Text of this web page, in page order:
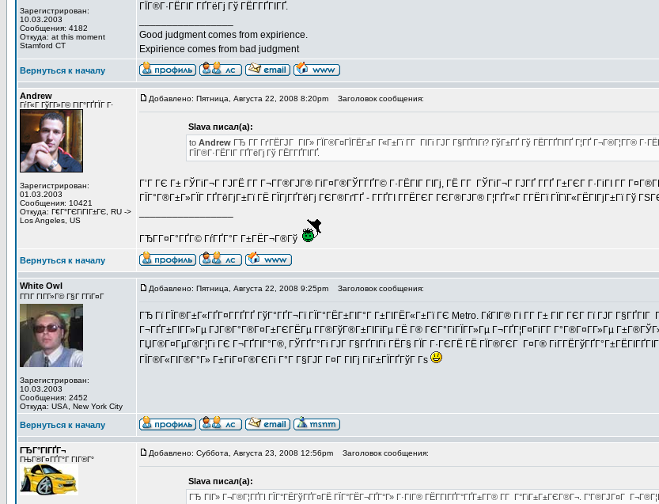
Зарегистрирован:
10.03.2003
Сообщения: 4182
Откуда: at this moment
Stamford CT
ГЇГ®Г·ГЁГІГ ГҐГёГј Гў ГЁГ­ГҐГІГҐ.
Good judgment comes from expirience.
Expirience comes from bad judgment
Вернуться к началу
Andrew
ГѓГ«Г ГўГ­Г»Г© ГІГ°ГҐГЇГ Г·
Зарегистрирован:
01.03.2003
Сообщения: 10421
Откуда: Г€Г°ГЄГіГІГ±ГЄ, RU ->
Los Angeles, US
Добавлено: Пятница, Августа 22, 2008 8:20pm Заголовок сообщения:
Slava писал(а):
to AndrewГЂ Г­Г ГґГЁГЈГ ГІГ» ГЇГ®Г¤ГЇГЁГ±Г Г«Г±Гї Г­Г ГІГі ГЈГ Г§ГҐГІГі? ГўГ±ГҐ Гў ГЁГ­ГҐГІГҐ Г¦ГҐ Г¬Г®Г¦Г­Г®
ГЇГ®Г·ГЁГІГ ГҐГёГј Гў ГЁГ­ГҐГІГҐ.
Г’Г ГЄ Г± ГЎГіГ¬Г ГЈГЁ Г­Г Г¬Г­Г®ГЈГ® ГіГ¤Г®ГЎГ­ГҐГ© Г·ГЁГІГ ГІГј, ГЁ Г­Г ГЎГіГ¬Г ГЈГҐ Г­ГҐ Г±ГЄГ Г·ГіГІ Г­Г
ГЇГ°Г®Г±Г»ГЇГ ГҐГёГјГ±Гї ГЁ ГЇГјГҐГёГј ГЄГ®ГґГҐ - Г­ГҐГІ Г­ГЁГЄГ ГЄГ®ГЈГ® Г¦ГҐГ«Г Г­ГЁГї ГЇГїГ«ГЁГІГјГ±Гї Гў
ГЂГ­Г¤Г°ГҐГ© ГѓГҐГ°Г Г±ГЁГ¬Г®Гў
Вернуться к началу
White Owl
ГГІГ ГІГ­Г»Г© Г§Г Г­ГіГ¤Г
Зарегистрирован:
10.03.2003
Сообщения: 2452
Откуда: USA, New York City
Добавлено: Пятница, Августа 22, 2008 9:25pm Заголовок сообщения:
ГЂ Гї ГЇГ®Г±Г«ГҐГ¤Г­ГҐГҐ ГўГ°ГҐГ¬Гї ГЇГ°ГЁГ±ГІГ°Г Г±ГІГЁГ«Г±Гї ГЄ Metro. ГќГІГ® Гі Г­Г Г± ГІГ ГЄГ Гї ГЈГ
Г¬ГҐГ±ГІГ­Г»Гµ ГЈГ®Г°Г®Г¤Г±ГЄГЁГµ Г­Г®ГўГ®Г±ГІГїГµ ГЁ Г® ГЄГ°ГіГЇГ­Г»Гµ Г¬ГҐГ¦Г¤ГіГ­Г Г°Г®Г¤Г­Г»Гµ
ГЏГ®Г¤ГµГ®Г¦Гі ГЄ Г¬ГҐГІГ°Г®, ГЎГҐГ°Гі ГЈГ Г§ГҐГІГі ГЁГ§ ГЇГ Г·ГЄГЁ ГЁ ГЇГ®ГЄГ Г¤Г®
ГЇГ®Г«ГІГ®Г°Г» Г±ГіГ¤Г®ГЄГі Г°Г Г§ГЈГ Г¤Г ГІГј ГіГ±ГЇГҐГўГ Гѕ
Вернуться к началу
ГЂГ°ГІГҐГ¬
ГЊГ®Г¤ГҐГ°Г ГІГ®Г°
Добавлено: Суббота, Августа 23, 2008 12:56pm Заголовок сообщения:
Slava писал(а):
ГЂ ГІГ» Г¬Г®Г¦ГҐГІ ГЇГ°ГЁГўГҐГ¤ГЁ ГЇГ°ГЁГ¬ГҐГ°Г» Г·ГІГ® ГЁГ­ГІГҐГ°ГҐГ±Г­Г® Г­Г Г°ГіГ±Г±ГЄГ®Г¬. Г’Г®ГЈГ¤Г